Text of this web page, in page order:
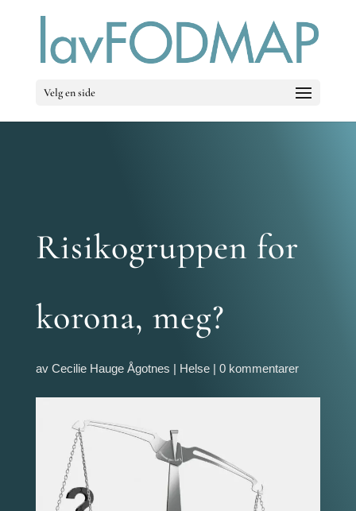
Velg en side
Risikogruppen for
korona, meg?
av Cecilie Hauge Ågotnes | Helse| 0 kommentarer